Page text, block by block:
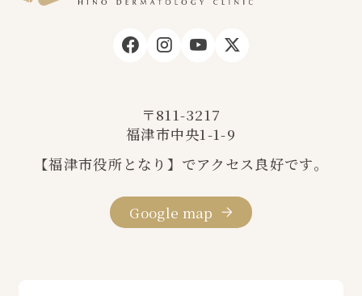
〒811-3217
福津市中央1-1-9
【福津市役所となり】でアクセス良好です。
Google map